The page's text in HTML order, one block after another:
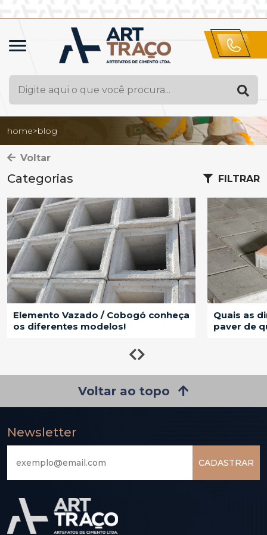
home>blog
Voltar
Categorias FILTRAR
Vazado / Cobogó conheça
modelos!
Quais as
paver de
Voltar ao topo
Newsletter
CADASTRAR